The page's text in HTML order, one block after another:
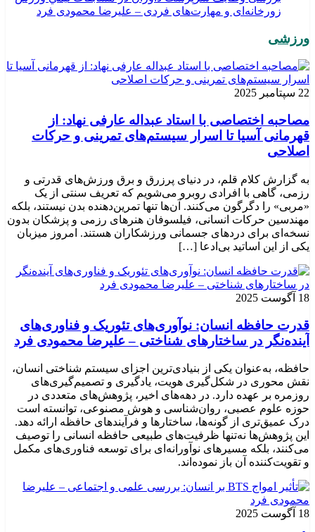
زورخانه‌ای و مهارت‌های فردی – علیرضا محمودی فرد
ورزشی
22 سپتامبر 2025
مصاحبه اختصاصی با استاد عبداله عارفی نهاد: از
قهرمانی آسیا تا اسرار سیستم‌های تمرینی و حرکات
اصلاحی
به گزارش کلام قلم، در دنیای پرزرق و برق ورزش‌های قدرتی و
رزمی، گاهی با افرادی روبرو می‌شویم که تعریف سنتی از یک
«مربی» را دگرگون می‌کنند. آن‌ها تنها تمرین‌دهنده بدن نیستند، بلکه
مهندسین حرکات انسانی، فیلسوفان هنرهای رزمی و پزشکان بدون
نسخه‌ای برای دردهای جسمانی ورزشکاران هستند. امروز میزبان
یکی از این اساتید بی‌ادعا […]
18 آگوست 2025
قدرت حافظه انسان: نوآوری‌های تئوریک و فناوری‌های
آینده‌نگر در ساختارهای شناختی – علیرضا محمودی فرد
حافظه، به‌عنوان یکی از بنیادی‌ترین اجزای سیستم شناختی انسان،
نقش محوری در شکل‌گیری هویت، یادگیری و تصمیم‌گیری‌های
روزمره بر عهده دارد. در دهه‌های اخیر، پژوهش‌های متعددی در
حوزه علوم عصبی، روان‌شناسی و هوش مصنوعی، توانسته‌ است
درک عمیق‌تری از گونه‌ها، ساختارها و فرآیندهای حافظه ارائه دهد.
این پژوهش‌ها نه‌تنها ظرفیت‌های طبیعی حافظه انسانی را توصیف
می‌کنند، بلکه مسیرهای نوآورانه‌ای برای توسعه فناوری‌های مکمل
و تقویت‌کننده آن باز نموده‌اند.
18 آگوست 2025